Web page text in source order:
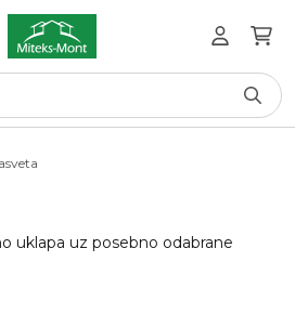
uklapa uz posebno odabrane